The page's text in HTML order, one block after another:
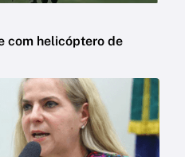
com helicóptero de